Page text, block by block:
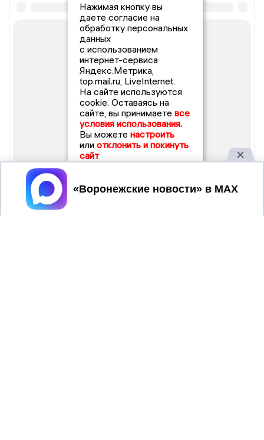
Нажимая кнопку вы
даете согласие на
обработку персональных
данных
с использованием
интернет-сервиса
Яндекс.Метрика,
top.mail.ru, LiveInternet.
На сайте используются
cookie. Оставаясь на
сайте, вы принимаете все
условия использования.
Вы можете настроить
или отклонить и покинуть
сайт
Принять